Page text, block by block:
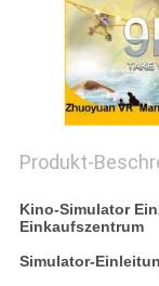
Produkt-
Kino-Simulator
Einkaufszentrum
Simulator-